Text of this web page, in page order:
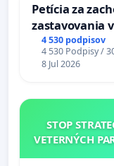
Petícia za
zastavovania
Expres (Ex)
stanici Púchov
4 530 podpisov
4 530 Podpisy /
8 Jul 2026
STOP
VETERNÝCH